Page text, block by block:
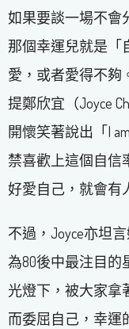
如果要談一場不會
那個幸運兒就是「
愛，或者愛得不夠
提鄭欣宜（Joyce
開懷笑著說出「I
禁喜歡上這個自信
好愛自己，就會有
不過，Joyce亦坦
為80後中最注目的
光燈下，被大家拿
而委屈自己，幸運